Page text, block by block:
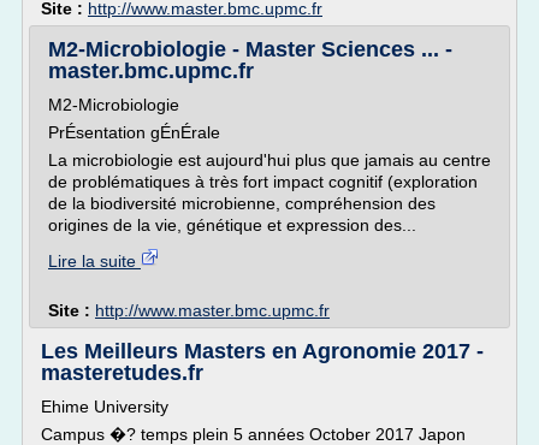
Site : http://www.master.bmc.upmc.fr
M2-Microbiologie - Master Sciences ... -
master.bmc.upmc.fr
M2-Microbiologie
PrÉsentation gÉnÉrale
La microbiologie est aujourd'hui plus que jamais au centre
de problématiques à très fort impact cognitif (exploration
de la biodiversité microbienne, compréhension des
origines de la vie, génétique et expression des...
Lire la suite
Site : http://www.master.bmc.upmc.fr
Les Meilleurs Masters en Agronomie 2017 -
masteretudes.fr
Ehime University
Campus �? temps plein 5 années October 2017 Japon